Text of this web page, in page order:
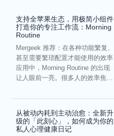
支持全苹果生态，用极简小组件
打造你的专注工作流：Morning
Routine
Mergeek 推荐：在各种功能繁复、
甚至需要繁琐配置才能使用的效率
应用中，Morning Routine 的出现
让人眼前一亮。很多人的效率焦
从被动内耗到主动治愈：全新升
级的「此刻心」，如何成为你的
私人心理健康日记